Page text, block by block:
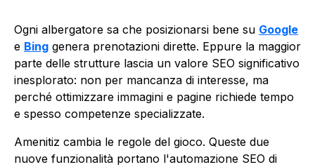
Ogni albergatore sa che posizionarsi bene su Google
e Bing genera prenotazioni dirette. Eppure la maggior
parte delle strutture lascia un valore SEO significativo
inesplorato: non per mancanza di interesse, ma
perché ottimizzare immagini e pagine richiede tempo
e spesso competenze specializzate.
Amenitiz cambia le regole del gioco. Queste due
nuove funzionalità portano l'automazione SEO di